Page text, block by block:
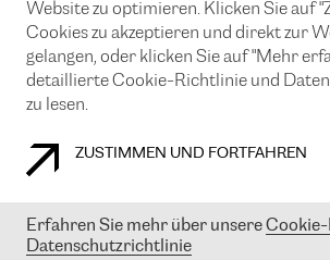
Website zu optimieren. Klicken Sie auf
Cookies zu akzeptieren und direkt zur
gelangen, oder klicken Sie auf "Mehr
detaillierte Cookie-Richtlinie und
zu lesen.
ZUSTIMMEN UND FORTFAHREN
Erfahren Sie mehr über unsere
Datenschutzrichtlinie
Mit der Anmeldung für den Erhalt unserer
stimmen Sie unseren
Service jederzeit ganz einfach kündigen;
Link unten in der Fußzeile unserer eMails.
© 2003-2026 RETN GROUP OF COMPANIES.
COOKIE RICHTLINIEN